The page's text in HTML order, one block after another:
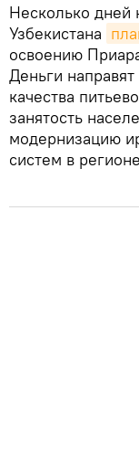
Несколько дней
Узбекистана
освоению
Деньги
качества
занятость
модернизацию
систем в